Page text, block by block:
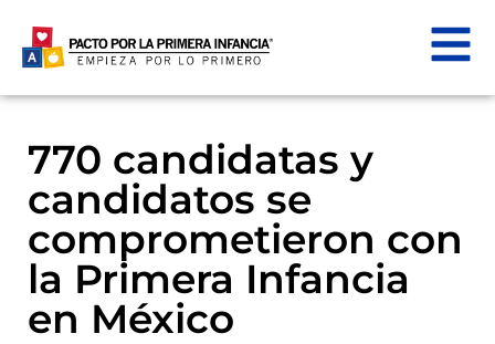
770 candidatas y
candidatos se
comprometieron con
la Primera Infancia
en México